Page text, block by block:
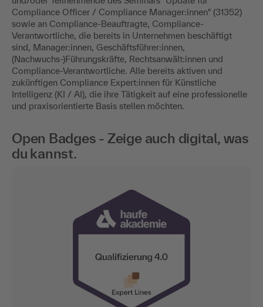
Compliance Officer / Compliance Manager:innen" (31352)
sowie an Compliance-Beauftragte, Compliance-
Verantwortliche, die bereits in Unternehmen beschäftigt
sind, Manager:innen, Geschäftsführer:innen,
(Nachwuchs-)Führungskräfte, Rechtsanwält:innen und
Compliance-Verantwortliche. Alle bereits aktiven und
zukünftigen Compliance Expert:innen für Künstliche
Intelligenz (KI / AI), die ihre Tätigkeit auf eine professionelle
und praxisorientierte Basis stellen möchten.
Open Badges - Zeige auch digital, was
du kannst.